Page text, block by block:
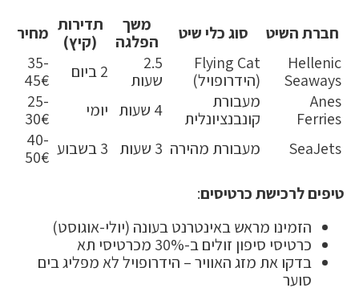
חברת השיט סוג כלי שיט
משך
הפלגה
תדירות
(קיץ)
מחיר
Hellenic
Seaways
Flying Cat
(הידרופויל)
2.5
שעות
2 ביום
35-
45€
Anes
Ferries
מעבורת
קונבנציונלית
4 שעות יומי
25-
30€
SeaJets
מעבורת מהירה 3 שעות 3 בשבוע
40-
50€
טיפים לרכישת כרטיסים:
הזמינו מראש באינטרנט בעונה (יולי-אוגוסט)
כרטיסי סיפון זולים ב-30% מכרטיסי תא
בדקו את מזג האוויר – הידרופויל לא מפליג בים
סוער